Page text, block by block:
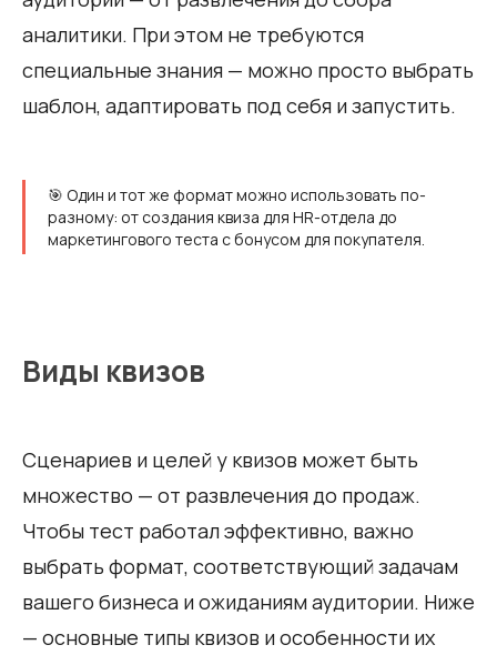
аналитики. При этом не требуются
специальные знания — можно просто выбрать
шаблон, адаптировать под себя и запустить.
🎯 Один и тот же формат можно использовать по-
разному: от создания квиза для HR-отдела до
маркетингового теста с бонусом для покупателя.
Виды квизов
Сценариев и целей у квизов может быть
множество — от развлечения до продаж.
Чтобы тест работал эффективно, важно
выбрать формат, соответствующий задачам
вашего бизнеса и ожиданиям аудитории. Ниже
— основные типы квизов и особенности их